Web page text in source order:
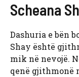
Scheana
Dashuria e bën
Shay është
mik në nevojë.
qenë gjithmonë